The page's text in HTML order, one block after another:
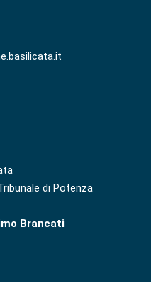
di Potenza
Brancati